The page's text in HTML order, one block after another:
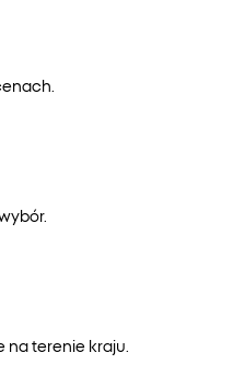
terenie kraju.